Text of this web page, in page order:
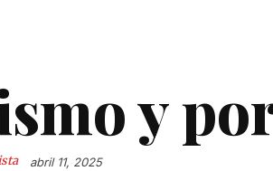
y
abril 11, 2025